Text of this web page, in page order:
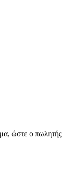
ώστε ο πωλητής